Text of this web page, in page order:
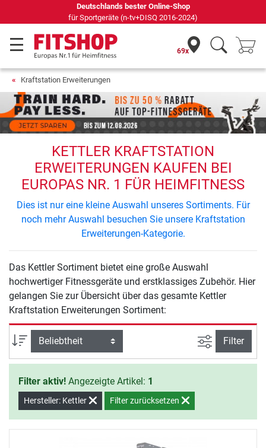
Deutschlands bester Online-Shop
für Sportgeräte (n-tv+DISQ 2016-2024)
69x
Kraftstation Erweiterungen
KETTLER KRAFTSTATION
ERWEITERUNGEN KAUFEN BEI
EUROPAS NR. 1 FÜR HEIMFITNESS
Dies ist nur eine kleine Auswahl unseres Sortiments. Für
noch mehr Auswahl besuchen Sie unsere Kraftstation
Erweiterungen-Kategorie.
Das Kettler Sortiment bietet eine große Auswahl
hochwertiger Fitnessgeräte und erstklassiges Zubehör. Hier
gelangen Sie zur Übersicht über das gesamte Kettler
Kraftstation Erweiterungen Sortiment:
Sortierung Ansicht
Filter
Filter aktiv! Angezeigte Artikel: 1
Hersteller: Kettler Filter zurücksetzen